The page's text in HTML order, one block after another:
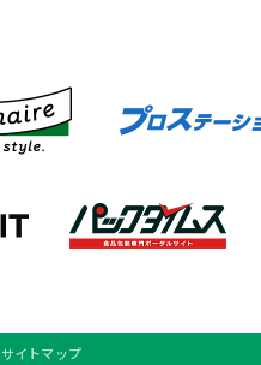
サイトマップ